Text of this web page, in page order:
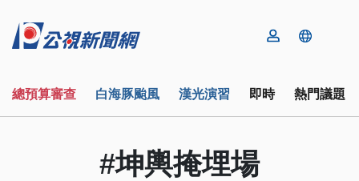
總預算審查 白海豚颱風 漢光演習 即時 熱門議題
#坤輿掩埋場